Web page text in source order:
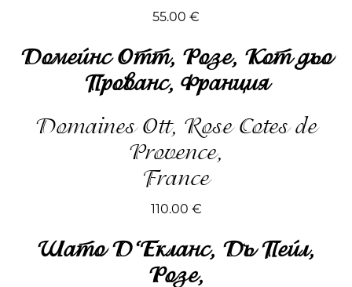
55.00 €
Домейнс Отт, Розе, Кот дьо
Прованс, Франция
Domaines Ott, Rose Cotes de
Provence,
France
110.00 €
Шато Д‘Екланс, Дъ Пейл,
Розе,